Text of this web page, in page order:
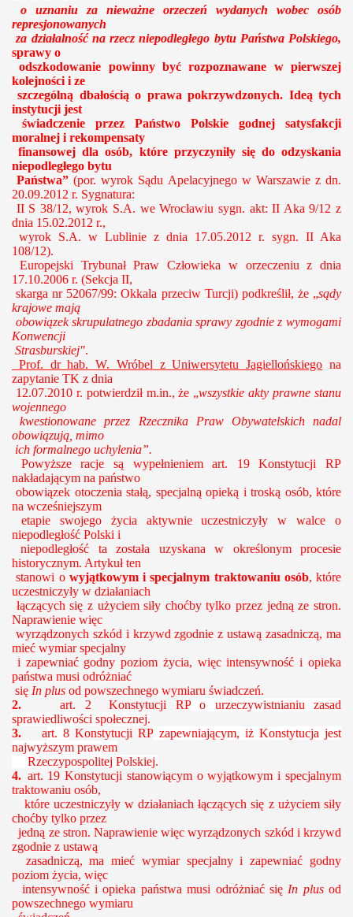
o uznaniu za nieważne orzeczeń wydanych wobec osób
represjonowanych
za działalność na rzecz niepodległego bytu Państwa Polskiego,
sprawy o
odszkodowanie powinny być rozpoznawane w pierwszej
kolejności i ze
szczególną dbałością o prawa pokrzywdzonych. Ideą tych
instytucji jest
świadczenie przez Państwo Polskie godnej satysfakcji
moralnej i rekompensaty
finansowej dla osób, które przyczyniły się do odzyskania
niepodległego bytu
Państwa”(por. wyrok Sądu Apelacyjnego w Warszawie z dn.
20.09.2012 r. Sygnatura:
II S 38/12, wyrok S.A. we Wrocławiu sygn. akt: II Aka 9/12 z
dnia 15.02.2012 r.,
wyrok S.A. w Lublinie z dnia 17.05.2012 r. sygn. II Aka
108/12).
Europejski Trybunał Praw Człowieka w orzeczeniu z dnia
17.10.2006 r. (Sekcja II,
skarga nr 52067/99: Okkala przeciw Turcji) podkreślił, że „sądy
krajowe mają
obowiązek skrupulatnego zbadania sprawy zgodnie z wymogami
Konwencji
Strasburskiej".
Prof. dr hab. W. Wróbel z Uniwersytetu Jagiellońskiego na
zapytanie TK z dnia
12.07.2010 r. potwierdził m.in., że „wszystkie akty prawne stanu
wojennego
kwestionowane przez Rzecznika Praw Obywatelskich nadal
obowiązują, mimo
ich formalnego uchylenia”.
Powyższe racje są wypełnieniem art. 19 Konstytucji RP
nakładającym na państwo
obowiązek otoczenia stałą, specjalną opieką i troską osób, które
na wcześniejszym
etapie swojego życia aktywnie uczestniczyły w walce o
niepodległość Polski i
niepodległość ta została uzyskana w określonym procesie
historycznym. Artykuł ten
stanowi o wyjątkowym i specjalnym traktowaniu osób, które
uczestniczyły w działaniach
łączących się z użyciem siły choćby tylko przez jedną ze stron.
Naprawienie więc
wyrządzonych szkód i krzywd zgodnie z ustawą zasadniczą, ma
mieć wymiar specjalny
i zapewniać godny poziom życia, więc intensywność i opieka
państwa musi odróżniać
się In plus od powszechnego wymiaru świadczeń.
2.
art. 2 Konstytucji RPo urzeczywistnianiu zasad
sprawiedliwości społecznej.
3.
art. 8 Konstytucji RP zapewniającym, iż Konstytucja jest
najwyższym prawem
Rzeczypospolitej Polskiej.
4. art. 19 Konstytucji stanowiącym o wyjątkowym i specjalnym
traktowaniu osób,
które uczestniczyły w działaniach łączących się z użyciem siły
choćby tylko przez
jedną ze stron. Naprawienie więc wyrządzonych szkód i krzywd
zgodnie z ustawą
zasadniczą, ma mieć wymiar specjalny i zapewniać godny
poziom życia, więc
intensywność i opieka państwa musi odróżniać się In plusod
powszechnego wymiaru